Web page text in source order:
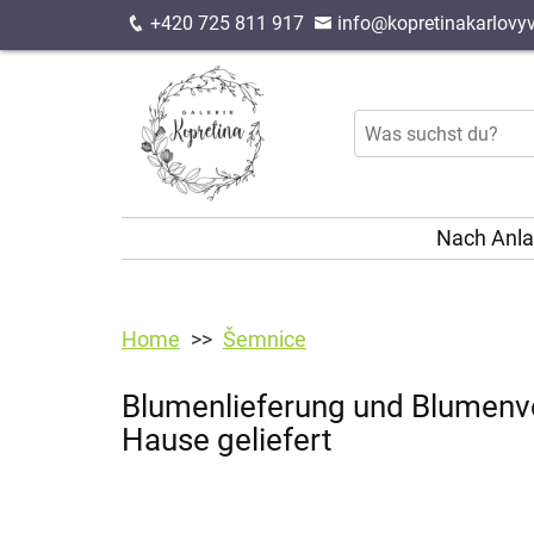
+420 725 811 917
Nach
Home Šemnice
Blumenlieferung und
Hause geliefert